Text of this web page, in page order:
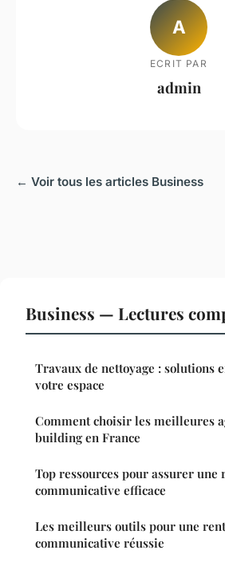
A
ECRIT PAR
admin
← Voir tous les articles Business
Business — Lectures
Travaux de nettoyage : solutions
votre espace
Comment choisir les meilleures
building en France
Top ressources pour assurer une
communicative efficace
Les meilleurs outils pour une
communicative réussie